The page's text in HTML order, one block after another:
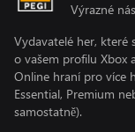
Výrazné
Vydavatelé her, které
o vašem profilu Xbox
Online hraní pro více
Essential, Premium
samostatně).